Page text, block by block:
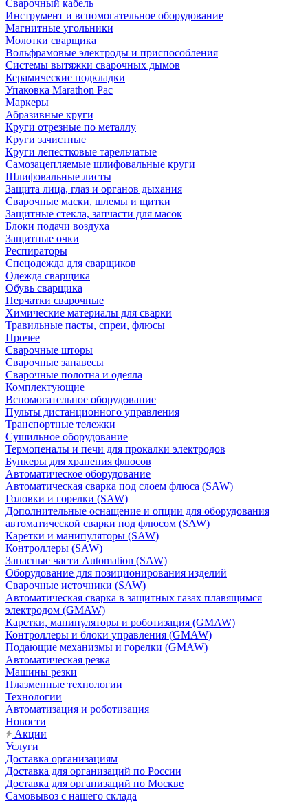
Сварочный кабель
Инструмент и вспомогательное оборудование
Магнитные угольники
Молотки сварщика
Вольфрамовые электроды и приспособления
Системы вытяжки сварочных дымов
Керамические подкладки
Упаковка Marathon Pac
Маркеры
Абразивные круги
Круги отрезные по металлу
Круги зачистные
Круги лепестковые тарельчатые
Самозацепляемые шлифовальные круги
Шлифовальные листы
Защита лица, глаз и органов дыхания
Сварочные маски, шлемы и щитки
Защитные стекла, запчасти для масок
Блоки подачи воздуха
Защитные очки
Респираторы
Спецодежда для сварщиков
Одежда сварщика
Обувь сварщика
Перчатки сварочные
Химические материалы для сварки
Травильные пасты, спреи, флюсы
Прочее
Сварочные шторы
Сварочные занавесы
Сварочные полотна и одеяла
Комплектующие
Вспомогательное оборудование
Пульты дистанционного управления
Транспортные тележки
Сушильное оборудование
Термопеналы и печи для прокалки электродов
Бункеры для хранения флюсов
Автоматическое оборудование
Автоматическая сварка под слоем флюса (SAW)
Головки и горелки (SAW)
Дополнительные оснащение и опции для оборудования
автоматической сварки под флюсом (SAW)
Каретки и манипуляторы (SAW)
Контроллеры (SAW)
Запасные части Automation (SAW)
Оборудование для позиционирования изделий
Сварочные источники (SAW)
Автоматическая сварка в защитных газах плавящимся
электродом (GMAW)
Каретки, манипуляторы и роботизация (GMAW)
Контроллеры и блоки управления (GMAW)
Подающие механизмы и горелки (GMAW)
Автоматическая резка
Машины резки
Плазменные технологии
Технологии
Автоматизация и роботизация
Новости
Акции
Услуги
Доставка организациям
Доставка для организаций по России
Доставка для организаций по Москве
Самовывоз с нашего склада